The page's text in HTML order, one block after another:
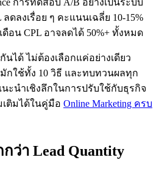
การทดสอบ A/B อย่างเป็นระบบ
ดลงเรื่อย ๆ คะแนนเฉลี่ย 10-15%
อน CPL อาจลดได้ 50%+ ทั้งหมด
ได้ ไม่ต้องเลือกแค่อย่างเดียว
กใช้ทั้ง 10 วิธี และทบทวนผลทุก
ะนำเชิงลึกในการปรับใช้กับธุรกิจ
ติมได้ในคู่มือ Online Marketing ครบ
ว่า Lead Quantity